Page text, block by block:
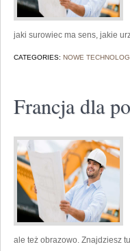
jaki surowiec ma sens, jakie
CATEGORIES: NOWE
Francja dla
ale też obrazowo. Znajdziesz